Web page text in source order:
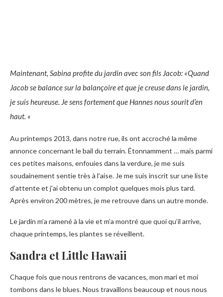
Maintenant, Sabina profite du jardin avec son fils Jacob: «Quand
Jacob se balance sur la balançoire et que je creuse dans le jardin,
je suis heureuse. Je sens fortement que Hannes nous sourit d’en
haut. «
Au printemps 2013, dans notre rue, ils ont accroché la même
annonce concernant le bail du terrain. Étonnamment … mais parmi
ces petites maisons, enfouies dans la verdure, je me suis
soudainement sentie très à l’aise. Je me suis inscrit sur une liste
d’attente et j’ai obtenu un complot quelques mois plus tard.
Après environ 200 mètres, je me retrouve dans un autre monde.
Le jardin m’a ramené à la vie et m’a montré que quoi qu’il arrive,
chaque printemps, les plantes se réveillent.
Sandra et Little Hawaii
Chaque fois que nous rentrons de vacances, mon mari et moi
tombons dans le blues. Nous travaillons beaucoup et nous nous